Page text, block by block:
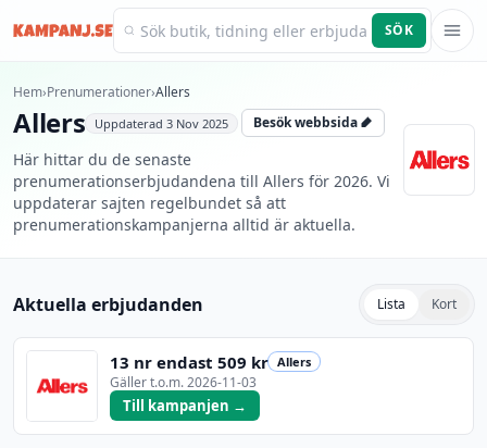
SÖK
Hem›Prenumerationer›Allers
Allers Uppdaterad 3 Nov 2025 Besök webbsida
Här hittar du de senaste
prenumerationserbjudandena till Allers för 2026. Vi
uppdaterar sajten regelbundet så att
prenumerationskampanjerna alltid är aktuella.
Aktuella erbjudanden Lista Kort
13 nr endast 509 kr Allers
Gäller t.o.m.2026-11-03
Till kampanjen →